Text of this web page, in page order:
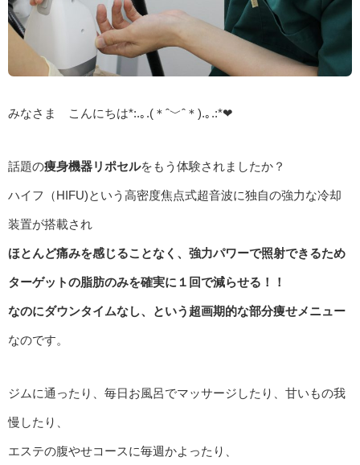
みなさま こんにちは*:.｡.(＊ˆ﹀ˆ＊).｡.:*❤
話題の痩身機器リポセルをもう体験されましたか？
ハイフ（HIFU)という高密度焦点式超音波に独自の強力な冷却
装置が搭載され
ほとんど痛みを感じることなく、強力パワーで照射できるため
ターゲットの脂肪のみを確実に１回で減らせる！！
なのにダウンタイムなし、という超画期的な部分痩せメニュー
なのです。
ジムに通ったり、毎日お風呂でマッサージしたり、甘いもの我
慢したり、
エステの腹やせコースに毎週かよったり、